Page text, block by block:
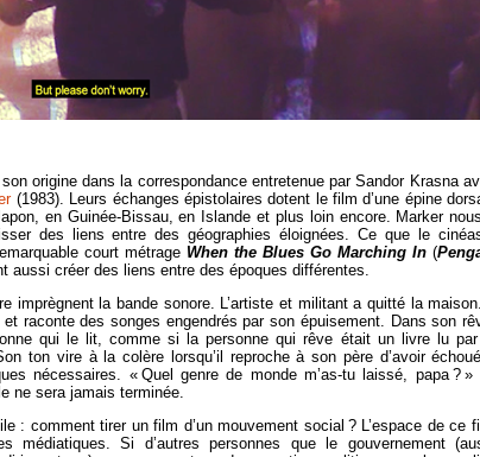
origine dans la correspondance entretenue par Sandor Krasna
(1983). Leurs échanges épistolaires dotent le film d’une épine
en Guinée-Bissau, en Islande et plus loin encore. Marker
des liens entre des géographies éloignées. Ce que le
court métrage When the Blues Go Marching In (
aussi créer des liens entre des époques différentes.
imprègnent la bande sonore. L’artiste et militant a quitté la maison.
raconte des songes engendrés par son épuisement. Dans son
qui le lit, comme si la personne qui rêve était un livre lu
ton vire à la colère lorsqu’il reproche à son père d’avoir
nécessaires. « Quel genre de monde m’as-tu laissé, papa ? »
ne sera jamais terminée.
: comment tirer un film d’un mouvement social ? L’espace de ce
médiatiques. Si d’autres personnes que le gouvernement